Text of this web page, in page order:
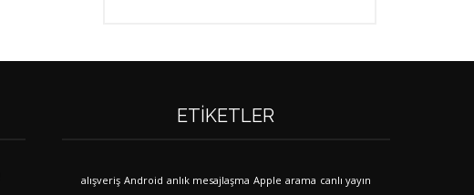
ETIKETLER
alışveriş Android anlık mesajlaşma Apple arama canlı yayın